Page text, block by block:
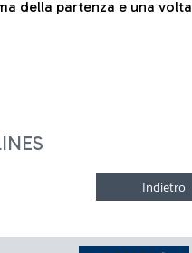
della partenza e una